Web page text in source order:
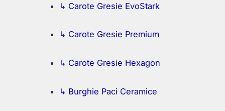
↳ Carote Gresie EvoStark
↳ Carote Gresie Premium
↳ Carote Gresie Hexagon
↳ Burghie Paci Ceramice